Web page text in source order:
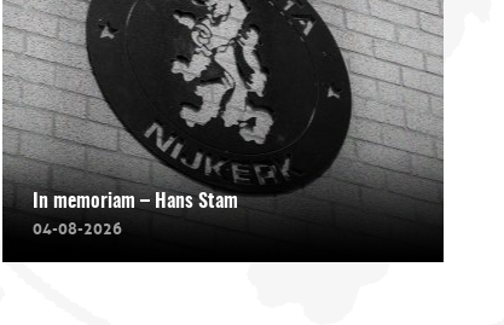
In memoriam – Hans Stam
04-08-2026